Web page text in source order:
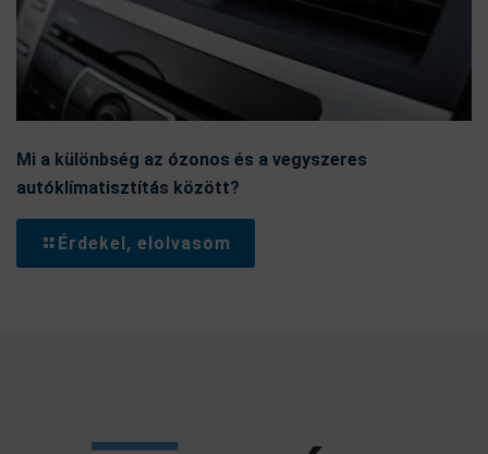
Mi a különbség az ózonos és a vegyszeres
autóklímatisztítás között?
Érdekel, elolvasom